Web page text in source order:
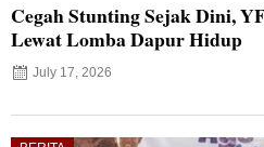
Cegah Stunting Sejak Dini,
Lewat Lomba Dapur Hidup
July 17, 2026